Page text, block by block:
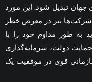
تبدیل شود. این مورد
شرکت‌ها نیز در معرض خطر
به طور مداوم خود را با
دولت، سرمایه‌گذاری
قوی در موفقیت یک